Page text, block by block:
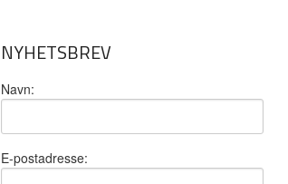
NYHETSBREV
Navn:
E-postadresse: